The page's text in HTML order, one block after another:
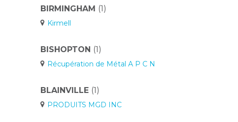
BIRMINGHAM (1)
Kirmell
BISHOPTON (1)
Récupération de Métal A P C N
BLAINVILLE (1)
PRODUITS MGD INC